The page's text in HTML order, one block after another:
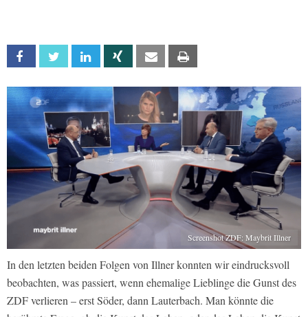
Facebook Twitter Linkedin Xing Email
Screenshot ZDF: Maybrit Illner
In den letzten beiden Folgen von Illner konnten wir eindrucksvoll
beobachten, was passiert, wenn ehemalige Lieblinge die Gunst des
ZDF verlieren – erst Söder, dann Lauterbach. Man könnte die